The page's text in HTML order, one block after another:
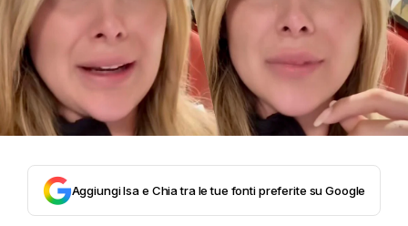
Aggiungi Isa e Chia tra le tue fonti preferite su Google